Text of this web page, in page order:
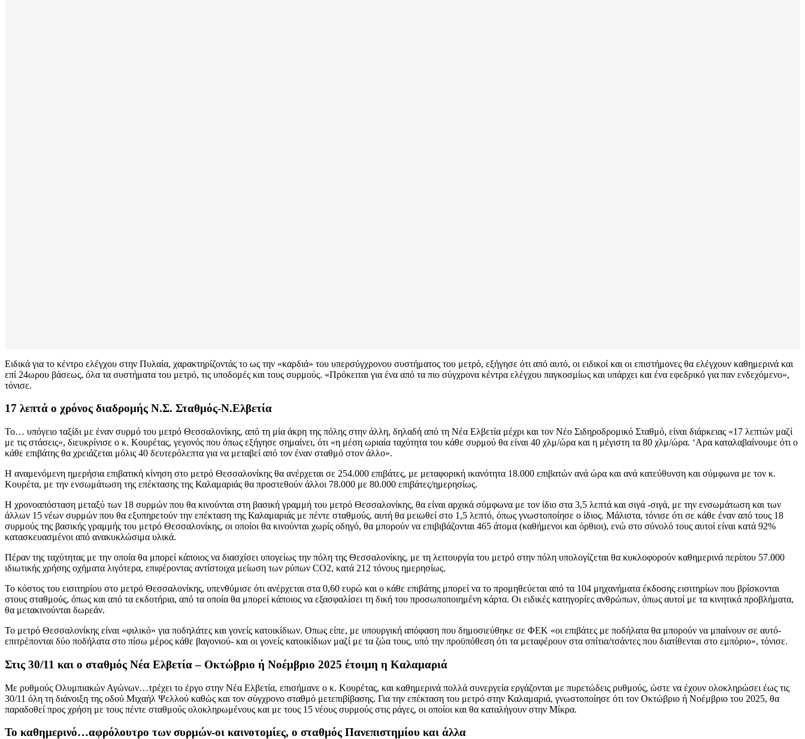
Ειδικά για το κέντρο ελέγχου στην Πυλαία, χαρακτηρίζοντάς το ως την «καρδιά» του υπερσύγχρονου συστήματος του μετρό, εξήγησε ότι από αυτό, οι ειδικοί και οι επιστήμονες θα ελέγχουν καθημερινά και
επί 24ωρου βάσεως, όλα τα συστήματα του μετρό, τις υποδομές και τους συρμούς. «Πρόκειται για ένα από τα πιο σύγχρονα κέντρα ελέγχου παγκοσμίως και υπάρχει και ένα εφεδρικό για παν ενδεχόμενο»,
τόνισε.
17 λεπτά ο χρόνος διαδρομής Ν.Σ. Σταθμός-Ν.Ελβετία
Το… υπόγειο ταξίδι με έναν συρμό του μετρό Θεσσαλονίκης, από τη μία άκρη της πόλης στην άλλη, δηλαδή από τη Νέα Ελβετία μέχρι και τον Νέο Σιδηροδρομικό Σταθμό, είναι διάρκειας «17 λεπτών μαζί
με τις στάσεις», διευκρίνισε ο κ. Κουρέτας, γεγονός που όπως εξήγησε σημαίνει, ότι «η μέση ωριαία ταχύτητα του κάθε συρμού θα είναι 40 χλμ/ώρα και η μέγιστη τα 80 χλμ/ώρα. ‘Αρα καταλαβαίνουμε ότι ο
κάθε επιβάτης θα χρειάζεται μόλις 40 δευτερόλεπτα για να μεταβεί από τον έναν σταθμό στον άλλο».
Η αναμενόμενη ημερήσια επιβατική κίνηση στο μετρό Θεσσαλονίκης θα ανέρχεται σε 254.000 επιβάτες, με μεταφορική ικανότητα 18.000 επιβατών ανά ώρα και ανά κατεύθυνση και σύμφωνα με τον κ.
Κουρέτα, με την ενσωμάτωση της επέκτασης της Καλαμαριάς θα προστεθούν άλλοι 78.000 με 80.000 επιβάτες/ημερησίως.
Η χρονοαπόσταση μεταξύ των 18 συρμών που θα κινούνται στη βασική γραμμή του μετρό Θεσσαλονίκης, θα είναι αρχικά σύμφωνα με τον ίδιο στα 3,5 λεπτά και σιγά -σιγά, με την ενσωμάτωση και των
άλλων 15 νέων συρμών που θα εξυπηρετούν την επέκταση της Καλαμαριάς με πέντε σταθμούς, αυτή θα μειωθεί στο 1,5 λεπτό, όπως γνωστοποίησε ο ίδιος. Μάλιστα, τόνισε ότι σε κάθε έναν από τους 18
συρμούς της βασικής γραμμής του μετρό Θεσσαλονίκης, οι οποίοι θα κινούνται χωρίς οδηγό, θα μπορούν να επιβιβάζονται 465 άτομα (καθήμενοι και όρθιοι), ενώ στο σύνολό τους αυτοί είναι κατά 92%
κατασκευασμένοι από ανακυκλώσιμα υλικά.
Πέραν της ταχύτητας με την οποία θα μπορεί κάποιος να διασχίσει υπογείως την πόλη της Θεσσαλονίκης, με τη λειτουργία του μετρό στην πόλη υπολογίζεται θα κυκλοφορούν καθημερινά περίπου 57.000
ιδιωτικής χρήσης οχήματα λιγότερα, επιφέροντας αντίστοιχα μείωση των ρύπων CO2, κατά 212 τόνους ημερησίως.
Το κόστος του εισιτηρίου στο μετρό Θεσσαλονίκης, υπενθύμισε ότι ανέρχεται στα 0,60 ευρώ και ο κάθε επιβάτης μπορεί να το προμηθεύεται από τα 104 μηχανήματα έκδοσης εισιτηρίων που βρίσκονται
στους σταθμούς, όπως και από τα εκδοτήρια, από τα οποία θα μπορεί κάποιος να εξασφαλίσει τη δική του προσωποποιημένη κάρτα. Οι ειδικές κατηγορίες ανθρώπων, όπως αυτοί με τα κινητικά προβλήματα,
θα μετακινούνται δωρεάν.
Το μετρό Θεσσαλονίκης είναι «φιλικό» για ποδηλάτες και γονείς κατοικίδιων. Οπως είπε, με υπουργική απόφαση που δημοσιεύθηκε σε ΦΕΚ «οι επιβάτες με ποδήλατα θα μπορούν να μπαίνουν σε αυτό-
επιτρέπονται δύο ποδήλατα στο πίσω μέρος κάθε βαγονιού- και οι γονείς κατοικίδιων μαζί με τα ζώα τους, υπό την προϋπόθεση ότι τα μεταφέρουν στα σπίτια/τσάντες που διατίθενται στο εμπόριο», τόνισε.
Στις 30/11 και ο σταθμός Νέα Ελβετία – Οκτώβριο ή Νοέμβριο 2025 έτοιμη η Καλαμαριά
Με ρυθμούς Ολυμπιακών Αγώνων…τρέχει το έργο στην Νέα Ελβετία, επισήμανε ο κ. Κουρέτας, και καθημερινά πολλά συνεργεία εργάζονται με πυρετώδεις ρυθμούς, ώστε να έχουν ολοκληρώσει έως τις
30/11 όλη τη διάνοιξη της οδού Μιχαήλ Ψελλού καθώς και τον σύγχρονο σταθμό μετεπιβίβασης. Για την επέκταση του μετρό στην Καλαμαριά, γνωστοποίησε ότι τον Οκτώβριο ή Νοέμβριο του 2025, θα
παραδοθεί προς χρήση με τους πέντε σταθμούς ολοκληρωμένους και με τους 15 νέους συρμούς στις ράγες, οι οποίοι και θα καταλήγουν στην Μίκρα.
Το καθημερινό…αφρόλουτρο των συρμών-οι καινοτομίες, ο σταθμός Πανεπιστημίου και άλλα